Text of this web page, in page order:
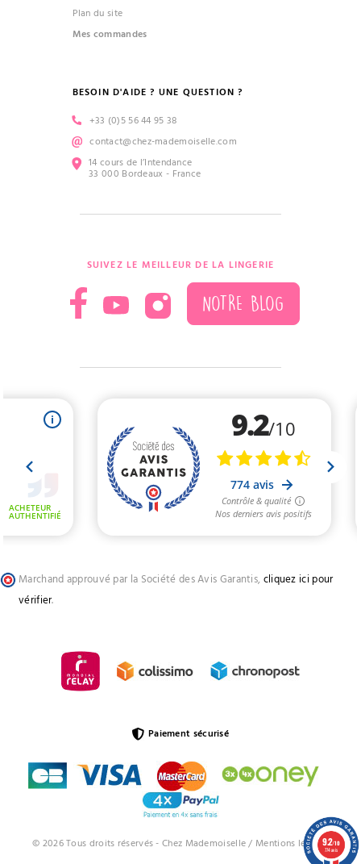
Plan du site
Mes commandes
BESOIN D'AIDE ? UNE QUESTION ?
+33 (0)5 56 44 95 38
contact@chez-mademoiselle.com
14 cours de l’Intendance
33 000 Bordeaux - France
SUIVEZ LE MEILLEUR DE LA LINGERIE
NOTRE BLOG
Marchand approuvé par la Société des Avis Garantis, cliquez ici pour
vérifier.
© 2026 Tous droits réservés - Chez Mademoiselle / Mentions légales
Paiement sécurisé
9.2/10
774 avis